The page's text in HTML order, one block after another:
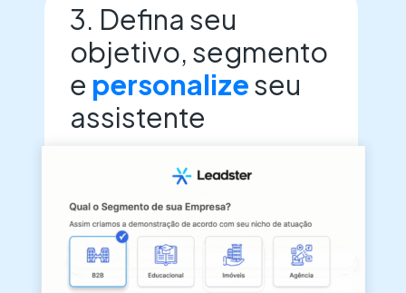
3. Defina seu
objetivo, segmento
e personalizeseu
assistente